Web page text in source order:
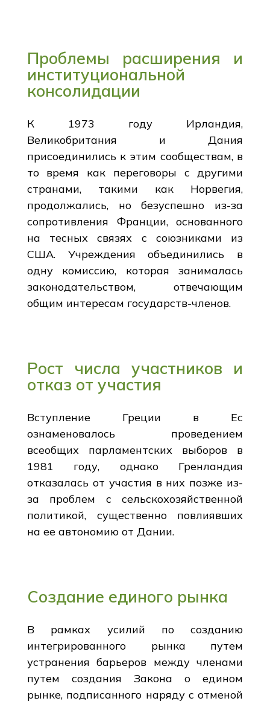
Проблемы расширения и
институциональной
консолидации
К 1973 году Ирландия,
Великобритания и Дания
присоединились к этим сообществам, в
то время как переговоры с другими
странами, такими как Норвегия,
продолжались, но безуспешно из-за
сопротивления Франции, основанного
на тесных связях с союзниками из
США. Учреждения объединились в
одну комиссию, которая занималась
законодательством, отвечающим
общим интересам государств-членов.
Рост числа участников и
отказ от участия
Вступление Греции в Ес
ознаменовалось проведением
всеобщих парламентских выборов в
1981 году, однако Гренландия
отказалась от участия в них позже из-
за проблем с сельскохозяйственной
политикой, существенно повлиявших
на ее автономию от Дании.
Создание единого рынка
В рамках усилий по созданию
интегрированного рынка путем
устранения барьеров между членами
путем создания Закона о едином
рынке, подписанного наряду с отменой